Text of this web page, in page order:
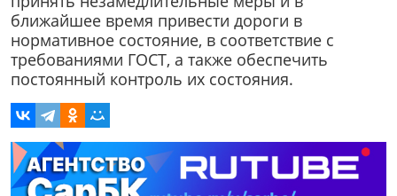
ближайшее время привести дороги в
нормативное состояние, в соответствие с
требованиями ГОСТ, а также обеспечить
постоянный контроль их состояния.